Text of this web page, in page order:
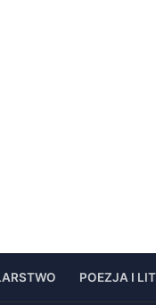
POEZJA I